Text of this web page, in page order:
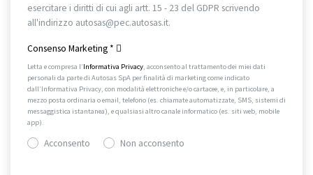
esercitare i diritti di cui agli artt. 15 - 23 del GDPR scrivendo
all'indirizzo autosas@pec.autosas.it.
Consenso Marketing *
Letta e compresa l’Informativa Privacy, acconsento al trattamento dei miei dati
personali da parte di Autosas SpA per finalità di marketing come indicato
dall’Informativa Privacy, con modalità elettroniche e/o cartacee, e, in particolare, a
mezzo posta ordinaria o email, telefono (es. chiamate automatizzate, SMS, sistemi di
messaggistica istantanea), e qualsiasi altro canale informatico (es. siti web, mobile
app).
Acconsento Non acconsento